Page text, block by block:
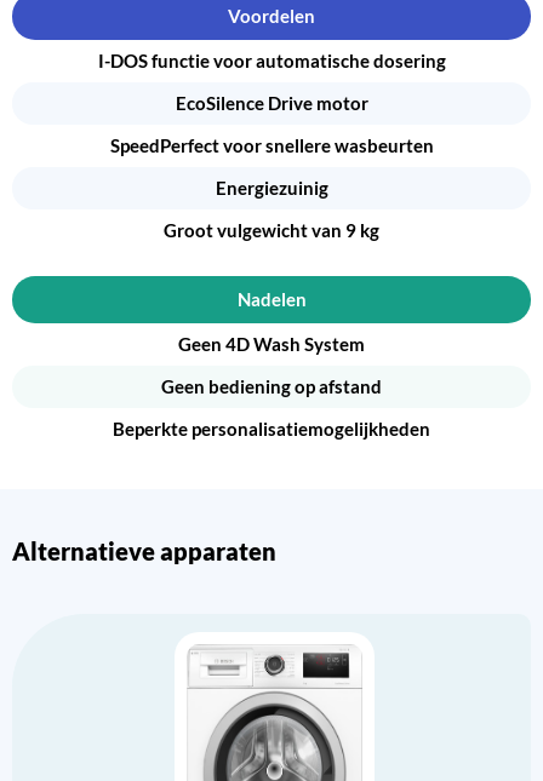
Voordelen
I-DOS functie voor automatische dosering
EcoSilence Drive motor
SpeedPerfect voor snellere wasbeurten
Energiezuinig
Groot vulgewicht van 9 kg
Nadelen
Geen 4D Wash System
Geen bediening op afstand
Beperkte personalisatiemogelijkheden
Alternatieve apparaten